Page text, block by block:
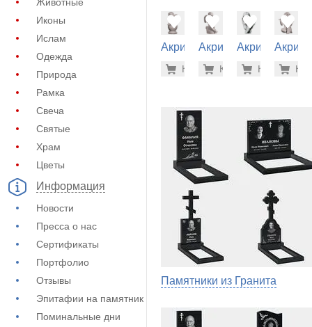
Иконы
Ислам
Одежда
Природа
Рамка
Свеча
Святые
Храм
Цветы
Информация
Новости
Пресса о нас
Сертификаты
Портфолио
Отзывы
Эпитафии на памятник
Поминальные дни
Акрил на
(62-206)
-7% 39.600
Купить
Акрил на
(62-228)
-7%
Купить
Акрил на
(62-148)
-
Купить
Акрил
(62-
Памятники из Гранита